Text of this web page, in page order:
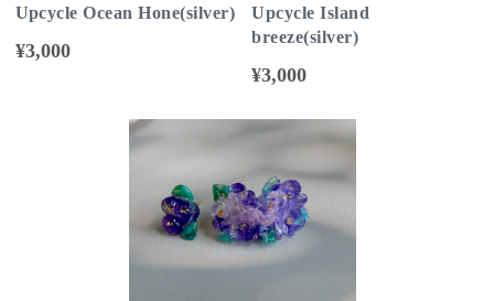
Upcycle Ocean Hone(silver)
¥3,000
Upcycle Island
breeze(silver)
¥3,000